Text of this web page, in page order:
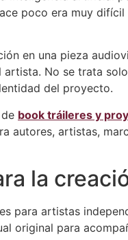
poco era muy
en una pieza
No se trata
del proyecto.
book tráileres y
autores, artistas,
la
para artistas
original para